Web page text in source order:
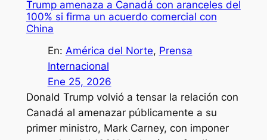
Trump amenaza a Canadá con aranceles del
100% si firma un acuerdo comercial con
China
En: América del Norte, Prensa
Internacional
Ene 25, 2026
Donald Trump volvió a tensar la relación con
Canadá al amenazar públicamente a su
primer ministro, Mark Carney, con imponer